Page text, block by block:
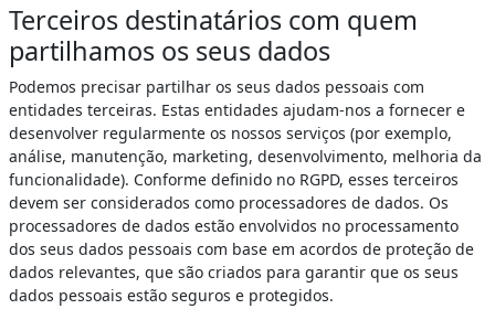
Terceiros destinatários com quem
partilhamos os seus dados
Podemos precisar partilhar os seus dados pessoais com
entidades terceiras. Estas entidades ajudam-nos a fornecer e
desenvolver regularmente os nossos serviços (por exemplo,
análise, manutenção, marketing, desenvolvimento, melhoria da
funcionalidade). Conforme definido no RGPD, esses terceiros
devem ser considerados como processadores de dados. Os
processadores de dados estão envolvidos no processamento
dos seus dados pessoais com base em acordos de proteção de
dados relevantes, que são criados para garantir que os seus
dados pessoais estão seguros e protegidos.